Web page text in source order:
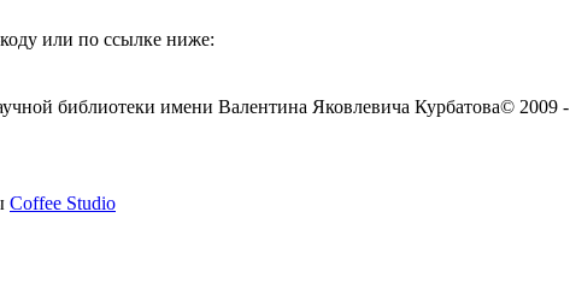
или по ссылке ниже:
библиотеки имени Валентина Яковлевича Курбатова© 2009 -
Coffee Studio